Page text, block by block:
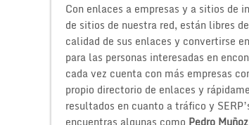
Con enlaces a empresas y a sitios de
de sitios de nuestra red, están libres
calidad de sus enlaces y convertirse
para las personas interesadas en
cada vez cuenta con más empresas
propio directorio de enlaces y
resultados en cuanto a tráfico y